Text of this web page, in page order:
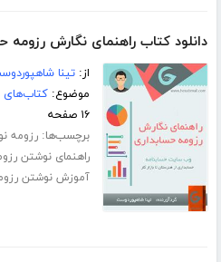
دانلود کتاب راهنمای نگارش رزومه
از:تینا
موضوع:کتاب‌های
۱۶ صفحه
برچسب‌ها:رزومه
راهنمای نوشتن
آموزش نوشتن